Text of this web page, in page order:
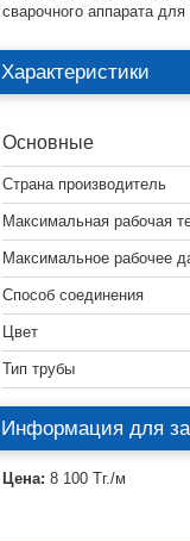
сварочного аппарата
Характеристики
Основные
Страна производитель
Максимальная рабочая
Максимальное рабочее
Способ соединения
Цвет
Тип трубы
Информация для
Цена: 8 100 Тг./м